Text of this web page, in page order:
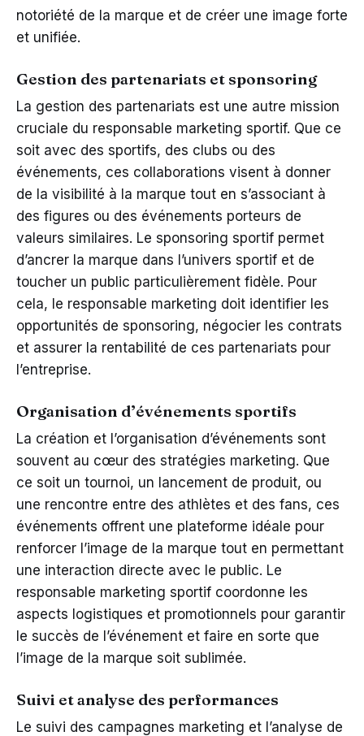
notoriété de la marque et de créer une image forte
et unifiée.
Gestion des partenariats et sponsoring
La gestion des partenariats est une autre mission
cruciale du responsable marketing sportif. Que ce
soit avec des sportifs, des clubs ou des
événements, ces collaborations visent à donner
de la visibilité à la marque tout en s’associant à
des figures ou des événements porteurs de
valeurs similaires. Le sponsoring sportif permet
d’ancrer la marque dans l’univers sportif et de
toucher un public particulièrement fidèle. Pour
cela, le responsable marketing doit identifier les
opportunités de sponsoring, négocier les contrats
et assurer la rentabilité de ces partenariats pour
l’entreprise.
Organisation d’événements sportifs
La création et l’organisation d’événements sont
souvent au cœur des stratégies marketing. Que
ce soit un tournoi, un lancement de produit, ou
une rencontre entre des athlètes et des fans, ces
événements offrent une plateforme idéale pour
renforcer l’image de la marque tout en permettant
une interaction directe avec le public. Le
responsable marketing sportif coordonne les
aspects logistiques et promotionnels pour garantir
le succès de l’événement et faire en sorte que
l’image de la marque soit sublimée.
Suivi et analyse des performances
Le suivi des campagnes marketing et l’analyse de